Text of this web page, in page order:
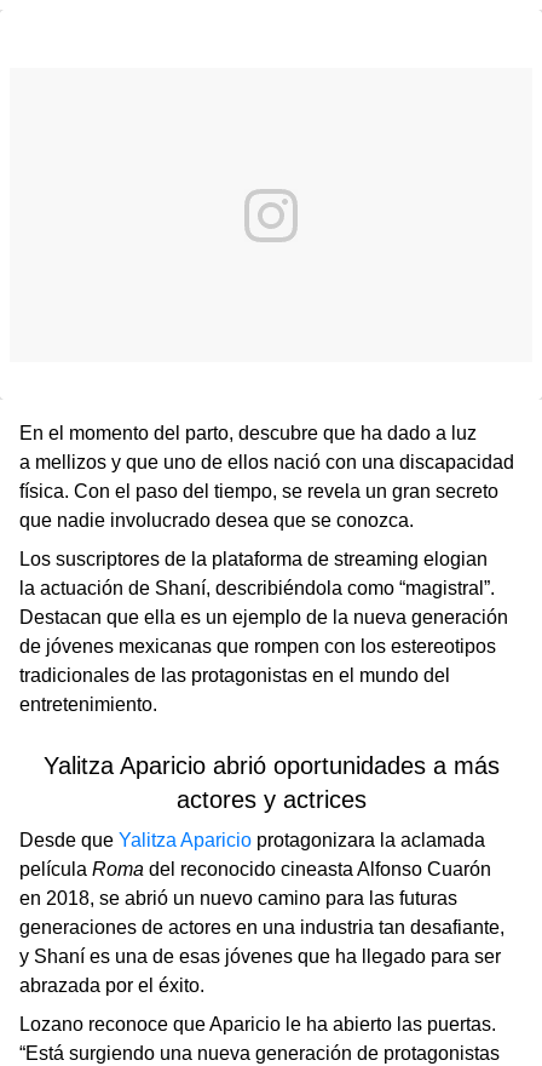
En el momento del parto, descubre que ha dado a luz
a mellizos y que uno de ellos nació con una discapacidad
física. Con el paso del tiempo, se revela un gran secreto
que nadie involucrado desea que se conozca.
Los suscriptores de la plataforma de streaming elogian
la actuación de Shaní, describiéndola como “magistral”.
Destacan que ella es un ejemplo de la nueva generación
de jóvenes mexicanas que rompen con los estereotipos
tradicionales de las protagonistas en el mundo del
entretenimiento.
Yalitza Aparicio abrió oportunidades a más
actores y actrices
Desde que Yalitza Aparicio protagonizara la aclamada
película Roma del reconocido cineasta Alfonso Cuarón
en 2018, se abrió un nuevo camino para las futuras
generaciones de actores en una industria tan desafiante,
y Shaní es una de esas jóvenes que ha llegado para ser
abrazada por el éxito.
Lozano reconoce que Aparicio le ha abierto las puertas.
“Está surgiendo una nueva generación de protagonistas